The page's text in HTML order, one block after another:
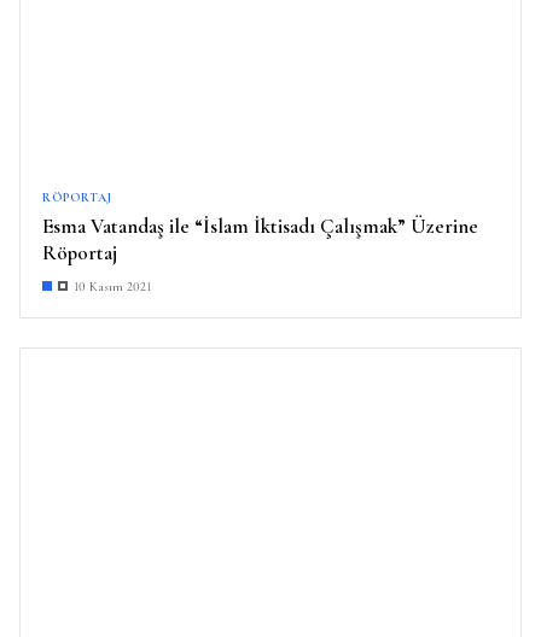
RÖPORTAJ
Esma Vatandaş ile “İslam İktisadı Çalışmak” Üzerine
Röportaj
10 Kasım 2021